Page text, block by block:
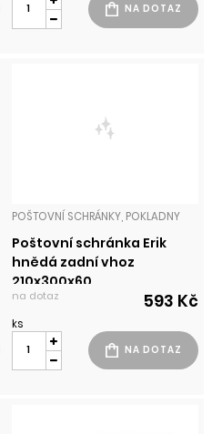
POŠTOVNÍ SCHRÁNKY, POKLADNY
Poštovní schránka Erik
hnědá zadní vhoz
210x300x60
na dotaz 593 Kč
ks